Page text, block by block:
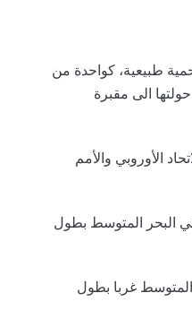
طبيعية، كواحدة من
الى مقبرة
الأوروبي والأمم
البحر المتوسط بطول
غربا بطول